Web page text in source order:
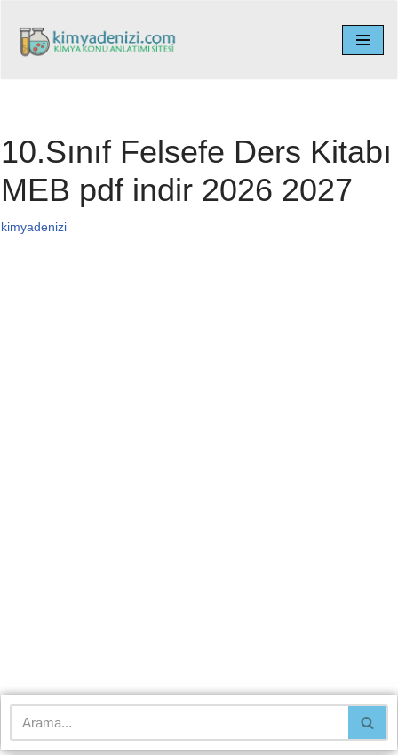
İçeriğe
10.Sınıf Felsefe Ders Kitabı
MEB pdf indir 2026 2027
kimyadenizi